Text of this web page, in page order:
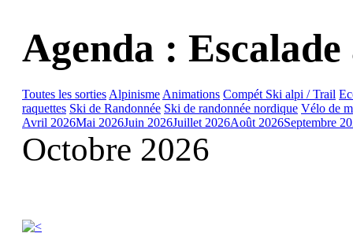
Agenda : Escalade
Toutes les sortiesAlpinismeAnimations Compét Ski alpi / Trail
raquettes Ski de Randonnée Ski de randonnée nordique Vélo de
Avril 2026Mai 2026Juin 2026Juillet 2026Août 2026Septembre
Octobre 2026